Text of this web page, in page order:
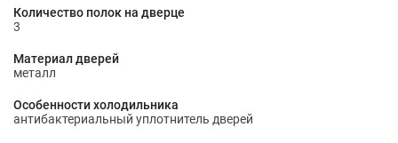
Количество полок на дверце
3
Материал дверей
металл
Особенности холодильника
антибактериальный уплотнитель дверей